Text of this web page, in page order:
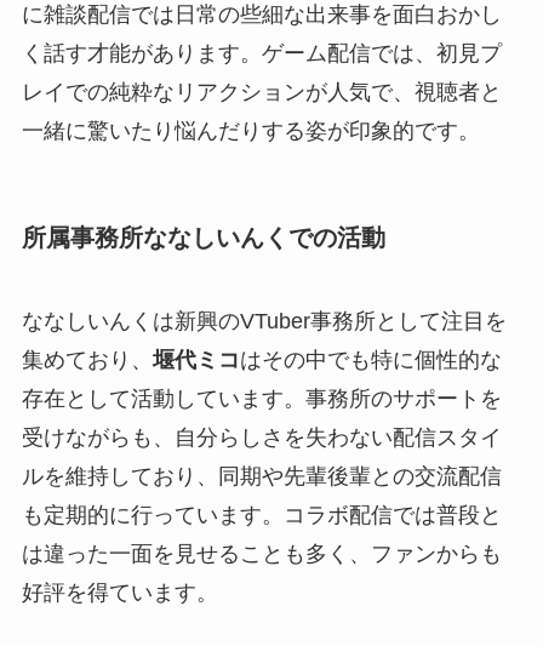
に雑談配信では日常の些細な出来事を面白おかし
く話す才能があります。ゲーム配信では、初見プ
レイでの純粋なリアクションが人気で、視聴者と
一緒に驚いたり悩んだりする姿が印象的です。
所属事務所ななしいんくでの活動
ななしいんくは新興のVTuber事務所として注目を
集めており、堰代ミコはその中でも特に個性的な
存在として活動しています。事務所のサポートを
受けながらも、自分らしさを失わない配信スタイ
ルを維持しており、同期や先輩後輩との交流配信
も定期的に行っています。コラボ配信では普段と
は違った一面を見せることも多く、ファンからも
好評を得ています。